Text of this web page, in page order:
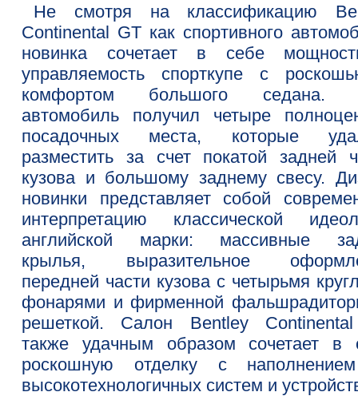
Не смотря на классификацию
Continental GT как спортивного
новинка сочетает в себе
управляемость спорткупе с
комфортом большого седана.
автомобиль получил четыре
посадочных места, которые
разместить за счет покатой задней
кузова и большому заднему свесу.
новинки представляет собой
интерпретацию классической
английской марки: массивные
крылья, выразительное
передней части кузова с четырьмя
фонарями и фирменной
решеткой. Салон Bentley
также удачным образом сочетает в
роскошную отделку с
высокотехнологичных систем и